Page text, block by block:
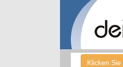
Klicken Sie